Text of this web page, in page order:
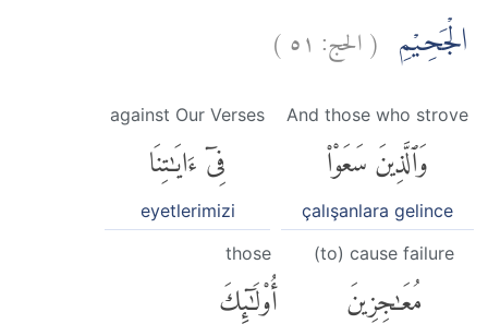
الْجَحِيْمِ (الحج: ٥١)
And those who strove
وَٱلَّذِينَ سَعَوْا۟
çalışanlara gelince
against Our Verses
فِىٓ ءَايَٰتِنَا
eyetlerimizi
(to) cause failure
مُعَٰجِزِينَ
those
أُو۟لَٰٓئِكَ